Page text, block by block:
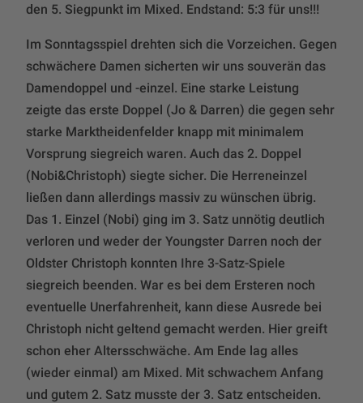
den 5. Siegpunkt im Mixed. Endstand: 5:3 für uns!!!
Im Sonntagsspiel drehten sich die Vorzeichen. Gegen
schwächere Damen sicherten wir uns souverän das
Damendoppel und -einzel. Eine starke Leistung
zeigte das erste Doppel (Jo & Darren) die gegen sehr
starke Marktheidenfelder knapp mit minimalem
Vorsprung siegreich waren. Auch das 2. Doppel
(Nobi&Christoph) siegte sicher. Die Herreneinzel
ließen dann allerdings massiv zu wünschen übrig.
Das 1. Einzel (Nobi) ging im 3. Satz unnötig deutlich
verloren und weder der Youngster Darren noch der
Oldster Christoph konnten Ihre 3-Satz-Spiele
siegreich beenden. War es bei dem Ersteren noch
eventuelle Unerfahrenheit, kann diese Ausrede bei
Christoph nicht geltend gemacht werden. Hier greift
schon eher Altersschwäche. Am Ende lag alles
(wieder einmal) am Mixed. Mit schwachem Anfang
und gutem 2. Satz musste der 3. Satz entscheiden.